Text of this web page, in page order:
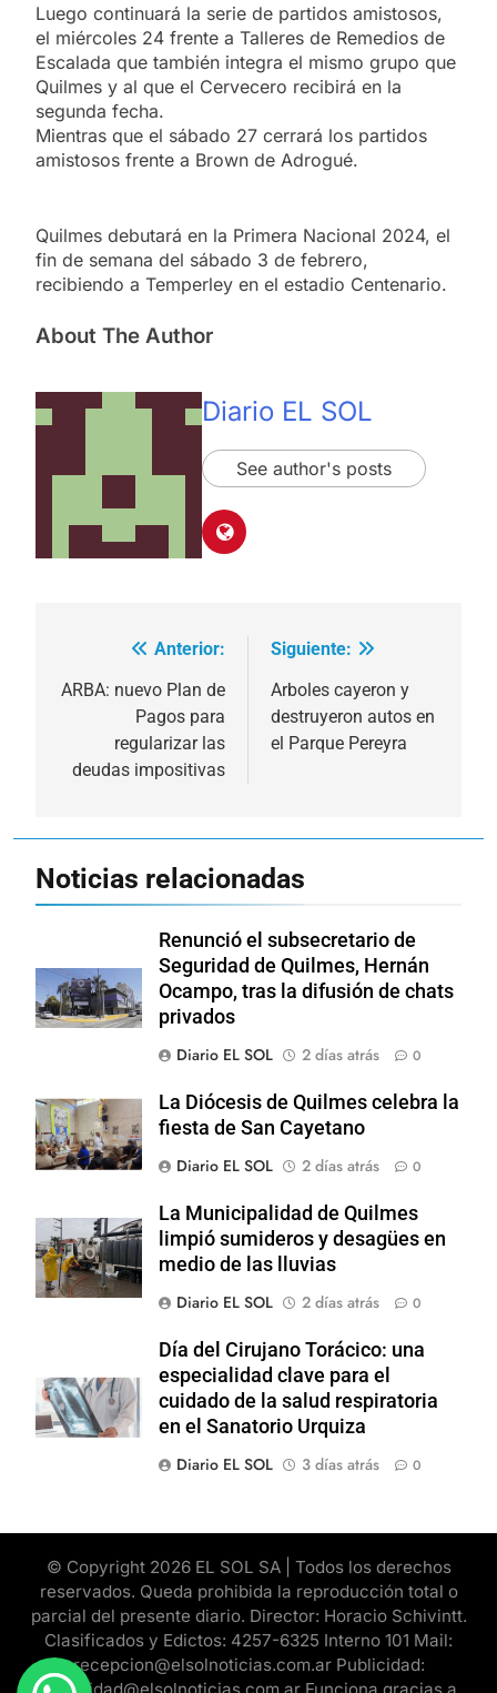
Luego continuará la serie de partidos amistosos,
el miércoles 24 frente a Talleres de Remedios de
Escalada que también integra el mismo grupo que
Quilmes y al que el Cervecero recibirá en la
segunda fecha.
Mientras que el sábado 27 cerrará los partidos
amistosos frente a Brown de Adrogué.
Quilmes debutará en la Primera Nacional 2024, el
fin de semana del sábado 3 de febrero,
recibiendo a Temperley en el estadio Centenario.
About The Author
Diario EL SOL
See author's posts
Navegación
de
entradas
Anterior:
ARBA: nuevo Plan de
Pagos para
regularizar las
deudas impositivas
Siguiente:
Arboles cayeron y
destruyeron autos en
el Parque Pereyra
Noticias relacionadas
Renunció el subsecretario de
Seguridad de Quilmes, Hernán
Ocampo, tras la difusión de chats
privados
Diario EL SOL
2 días atrás 0
La Diócesis de Quilmes celebra la
fiesta de San Cayetano
Diario EL SOL
2 días atrás 0
La Municipalidad de Quilmes
limpió sumideros y desagües en
medio de las lluvias
Diario EL SOL
2 días atrás 0
Día del Cirujano Torácico: una
especialidad clave para el
cuidado de la salud respiratoria
en el Sanatorio Urquiza
Diario EL SOL
3 días atrás 0
© Copyright 2026 EL SOL SA | Todos los derechos
reservados. Queda prohibida la reproducción total o
parcial del presente diario. Director: Horacio Schivintt.
Clasificados y Edictos: 4257-6325 Interno 101 Mail:
recepcion@elsolnoticias.com.ar Publicidad:
publicidad@elsolnoticias.com.ar Funciona gracias a